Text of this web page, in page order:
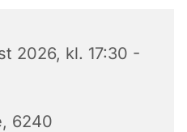
2026, kl. 17:30 -
6240